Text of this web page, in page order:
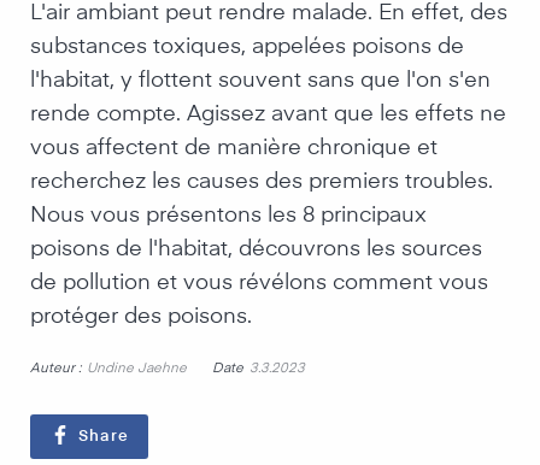
L'air ambiant peut rendre malade. En effet, des
substances toxiques, appelées poisons de
l'habitat, y flottent souvent sans que l'on s'en
rende compte. Agissez avant que les effets ne
vous affectent de manière chronique et
recherchez les causes des premiers troubles.
Nous vous présentons les 8 principaux
poisons de l'habitat, découvrons les sources
de pollution et vous révélons comment vous
protéger des poisons.
Auteur : Undine Jaehne Date 3.3.2023
Share